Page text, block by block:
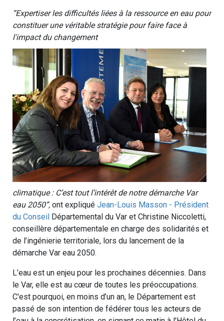
“Expertiser les difficultés liées à la ressource en eau pour
constituer une véritable stratégie pour faire face à
l'impact du changement
climatique : C’est tout l’intérêt de notre démarche Var
eau 2050”, ont expliqué Jean-Louis Masson - Président
du Conseil Départemental du Var et Christine Niccoletti,
conseillère départementale en charge des solidarités et
de l’ingénierie territoriale, lors du lancement de la
démarche Var eau 2050.
L’eau est un enjeu pour les prochaines décennies. Dans
le Var, elle est au cœur de toutes les préoccupations.
C'est pourquoi, en moins d’un an, le Département est
passé de son intention de fédérer tous les acteurs de